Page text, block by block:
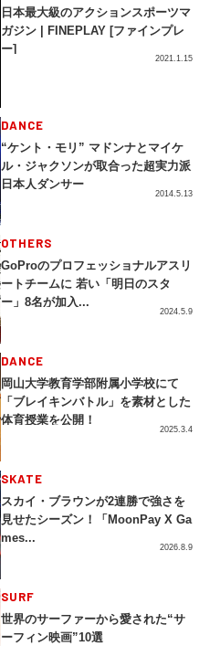
日本最大級のアクションスポーツマ
ガジン | FINEPLAY [ファインプレ
ー]
2021.1.15
DANCE
“ケント・モリ” マドンナとマイケ
ル・ジャクソンが取合った超実力派
日本人ダンサー
2014.5.13
OTHERS
GoProのプロフェッショナルアスリ
ートチームに 若い「明日のスタ
ー」8名が加入...
2024.5.9
DANCE
岡山大学教育学部附属小学校にて
「ブレイキンバトル」を素材とした
体育授業を公開！
2025.3.4
SKATE
スカイ・ブラウンが2連勝で強さを
見せたシーズン！「MoonPay X Ga
mes...
2026.8.9
SURF
世界のサーファーから愛された“サ
ーフィン映画”10選